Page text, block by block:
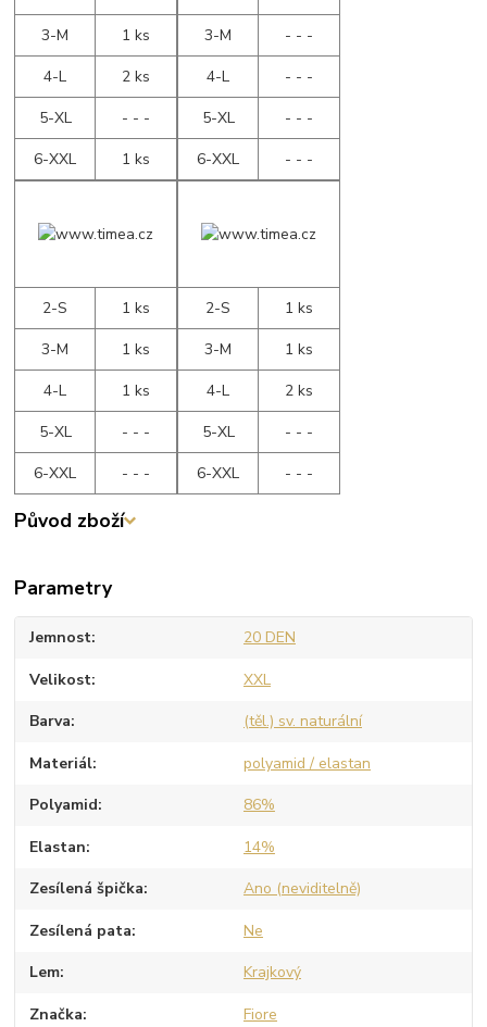
3-M
1 ks
4-L
2 ks
5-XL
- - -
6-XXL
1 ks
3-M
- - -
4-L
- - -
5-XL
- - -
6-XXL
- - -
2-S
1 ks
3-M
1 ks
4-L
1 ks
5-XL
- - -
6-XXL
- - -
2-S
1 ks
3-M
1 ks
4-L
2 ks
5-XL
- - -
6-XXL
- - -
Původ zboží
Parametry
Jemnost 20 DEN
Velikost XXL
Barva (těl.) sv. naturální
Materiál polyamid / elastan
Polyamid 86%
Elastan 14%
Zesílená špička Ano (neviditelně)
Zesílená pata Ne
Lem Krajkový
Značka Fiore